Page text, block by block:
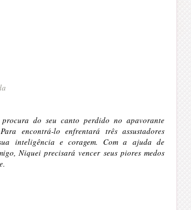
do seu canto perdido no apavorante
encontrá-lo enfrentará três assustadores
inteligência e coragem. Com a ajuda de
Niquei precisará vencer seus piores medos